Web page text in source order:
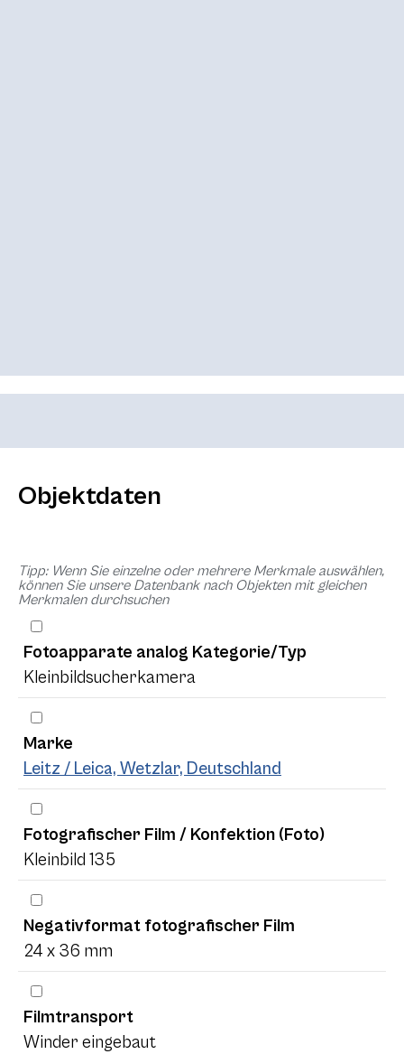
Objektdaten
Tipp: Wenn Sie einzelne oder mehrere Merkmale auswählen,
können Sie unsere Datenbank nach Objekten mit gleichen
Merkmalen durchsuchen
Fotoapparate analog Kategorie/Typ
Kleinbildsucherkamera
Marke
Leitz / Leica, Wetzlar, Deutschland
Fotografischer Film / Konfektion (Foto)
Kleinbild 135
Negativformat fotografischer Film
24 x 36 mm
Filmtransport
Winder eingebaut